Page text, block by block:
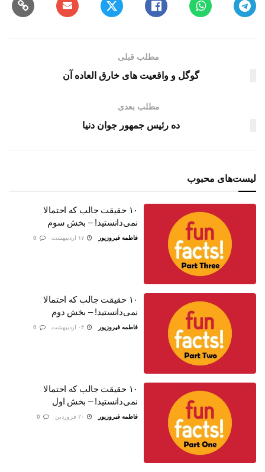
مطلب قبلی
گوگل و واقعیت های خارق العاده آن
مطلب بعدی
ده رئیس جمهور جوان دنیا
لیست‌های محبوب
۱۰ حقیقت جالب که احتمالا
نمی‌دانستید! – بخش سوم
فاطمه فیروزپور
۱۰ حقیقت جالب که احتمالا
نمی‌دانستید! – بخش دوم
فاطمه فیروزپور
۱۰ حقیقت جالب که احتمالا
نمی‌دانستید! – بخش اول
فاطمه فیروزپور